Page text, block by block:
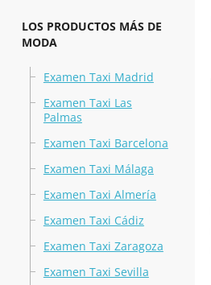
LOS PRODUCTOS MÁS DE
MODA
Examen Taxi Madrid
Examen Taxi Las
Palmas
Examen Taxi Barcelona
Examen Taxi Málaga
Examen Taxi Almería
Examen Taxi Cádiz
Examen Taxi Zaragoza
Examen Taxi Sevilla